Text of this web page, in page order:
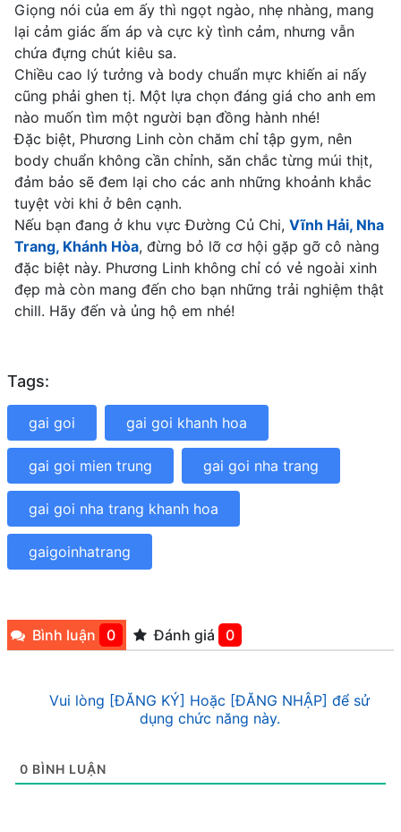
Giọng nói của em ấy thì ngọt ngào, nhẹ nhàng, mang
lại cảm giác ấm áp và cực kỳ tình cảm, nhưng vẫn
chứa đựng chút kiêu sa.
Chiều cao lý tưởng và body chuẩn mực khiến ai nấy
cũng phải ghen tị. Một lựa chọn đáng giá cho anh em
nào muốn tìm một người bạn đồng hành nhé!
Đặc biệt, Phương Linh còn chăm chỉ tập gym, nên
body chuẩn không cần chỉnh, săn chắc từng múi thịt,
đảm bảo sẽ đem lại cho các anh những khoảnh khắc
tuyệt vời khi ở bên cạnh.
Nếu bạn đang ở khu vực Đường Củ Chi, Vĩnh Hải, Nha
Trang, Khánh Hòa, đừng bỏ lỡ cơ hội gặp gỡ cô nàng
đặc biệt này. Phương Linh không chỉ có vẻ ngoài xinh
đẹp mà còn mang đến cho bạn những trải nghiệm thật
chill. Hãy đến và ủng hộ em nhé!
Tags:
gai goi gai goi khanh hoa
gai goi mien trung gai goi nha trang
gai goi nha trang khanh hoa
gaigoinhatrang
Bình luận 0 Đánh giá 0
Vui lòng [ĐĂNG KÝ] Hoặc [ĐĂNG NHẬP] để sử
dụng chức năng này.
0 BÌNH LUẬN